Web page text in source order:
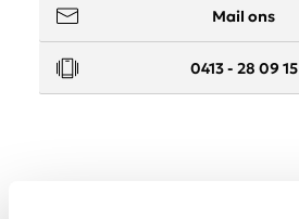
Mail ons
0413 - 28 09 15